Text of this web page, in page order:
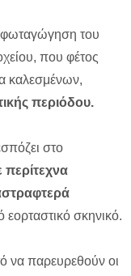
φωταγώγηση του
που φέτος
καλεσμένων,
περιόδου.
στο
περίτεχνα
σκηνικό.
να παρευρεθούν οι